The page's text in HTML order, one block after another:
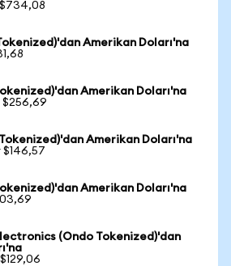
Amerikan Doları'na
Amerikan Doları'na
$256,69
Amerikan Doları'na
$146,57
Amerikan Doları'na
(Ondo Tokenized)'dan